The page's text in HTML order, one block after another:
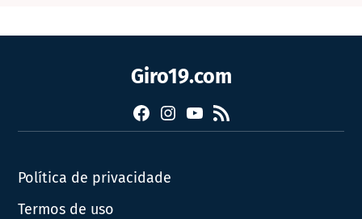
Giro19.com
FacebookInstagram
YouTube
RSS
Política de privacidade
Termos de uso